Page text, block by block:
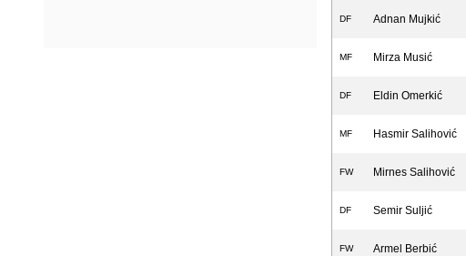
DF Adnan Mujkić
MF Mirza Musić
DF Eldin Omerkić
MF Hasmir Salihović
FW Mirnes Salihović
DF Semir Suljić
FW Armel Berbić